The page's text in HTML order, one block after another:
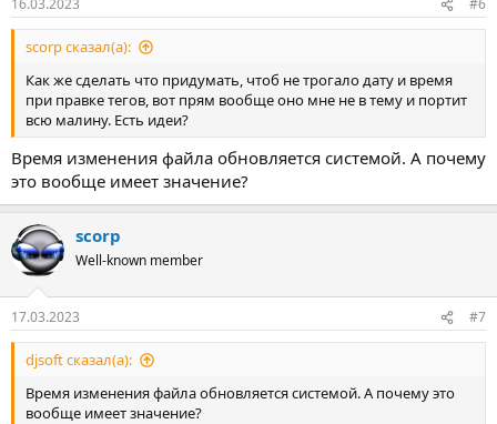
16.03.2023 #6
scorp сказал(а):
Как же сделать что придумать, чтоб не трогало дату и время
при правке тегов, вот прям вообще оно мне не в тему и портит
всю малину. Есть идеи?
Время изменения файла обновляется системой. А почему
это вообще имеет значение?
scorp
Well-known member
17.03.2023 #7
djsoft сказал(а):
Время изменения файла обновляется системой. А почему это
вообще имеет значение?